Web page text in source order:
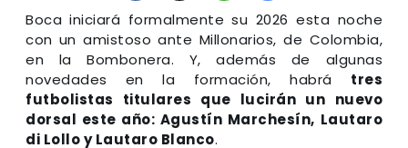
Boca iniciará formalmente su 2026 esta noche
con un amistoso ante Millonarios, de Colombia,
en la Bombonera. Y, además de algunas
novedades en la formación, habrá tres
futbolistas titulares que lucirán un nuevo
dorsal este año: Agustín Marchesín, Lautaro
di Lollo y Lautaro Blanco.